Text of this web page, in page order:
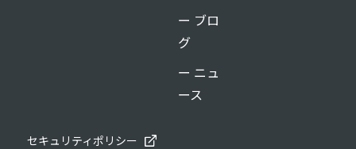
ー ブロ
グ
ー ニュ
ース
セキュリティポリシー